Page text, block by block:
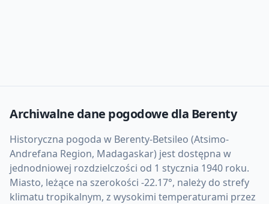
Archiwalne dane pogodowe dla Berenty
Historyczna pogoda w Berenty-Betsileo (Atsimo-
Andrefana Region, Madagaskar) jest dostępna w
jednodniowej rozdzielczości od 1 stycznia 1940 roku.
Miasto, leżące na szerokości -22.17°, należy do strefy
klimatu tropikalnym, z wysokimi temperaturami przez